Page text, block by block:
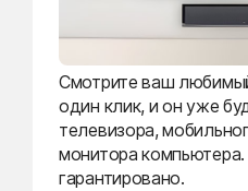
Смотрите ваш
один клик, и он уже
телевизора,
монитора
гарантировано.